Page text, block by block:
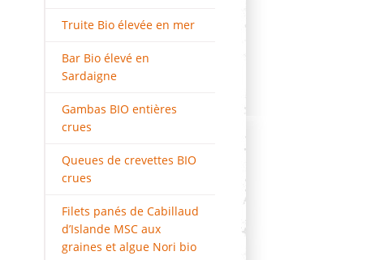
Truite Bio élevée en mer
Bar Bio élevé en
Sardaigne
Gambas BIO entières
crues
Queues de crevettes BIO
crues
Filets panés de Cabillaud
d’Islande MSC aux
graines et algue Nori bio